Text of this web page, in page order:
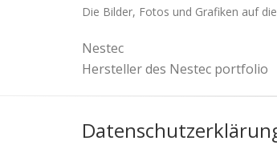
Die Bilder, Fotos und Grafiken auf
Nestec
Hersteller des Nestec portfolio